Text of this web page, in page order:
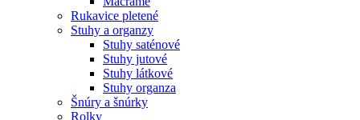
Rukavice pletené
Stuhy a organzy
Stuhy saténové
Stuhy jutové
Stuhy látkové
Stuhy organza
Šnúry a šnúrky
Rolky